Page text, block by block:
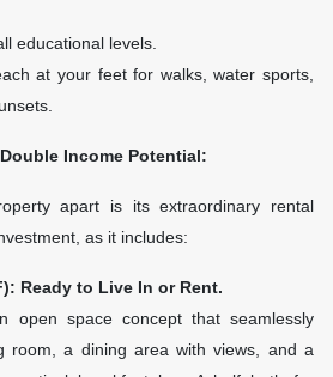
educational levels.
at your feet for walks, water sports,
Income Potential:
apart is its extraordinary rental
as it includes:
Ready to Live In or Rent.
open space concept that seamlessly
room, a dining area with views, and a